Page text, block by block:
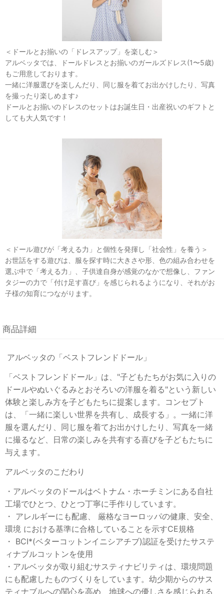
＜ドールとお揃いの「ドレスアップ」を楽しむ＞
アルベッタでは、ドールドレスとお揃いのガールズドレス(1〜5歳)
もご用意しております。
一緒に洋服選びを楽しんだり、同じ服を着てお出かけしたり、写真
を撮ったり楽しめます♪
ドールとお揃いのドレスのセットはお誕生日・出産祝いのギフトと
しても大人気です！
＜ドール遊びが「考える力」と個性を発揮し「社会性」を養う＞
お世話をする遊びは、服を探す時に大きさや形、色の組み合わせを
選ぶ中で「考える力」、子供達自身が感覚のなかで想像し、ファン
タジーの力で「付け足す喜び」を感じられるようになり、それがお
子様の知育につながります。
商品詳細
アルベッタの「ベストフレンドドール」
「ベストフレンドドール」は、"子どもたちがお気に入りの
ドールやぬいぐるみとおそろいの洋服を着る"という新しい
体験と楽しみ方を子どもたちに提案します。コンセプト
は、「一緒に楽しい世界を共有し、成長する」。一緒に洋
服を選んだり、同じ服を着てお出かけしたり、写真を一緒
に撮るなど、日常の楽しみを共有する喜びを子どもたちに
与えます。
アルベッタのこだわり
・アルベッタのドールはベトナム・ホーチミンにある自社
工場でひとつ、ひとつ丁寧に手作りしています。
・ アレルギーにも配慮、 厳格なヨーロッパの健康、安全、
環境 における基準に合格していることを示すCE規格
・ BCI*(ベターコットンイニシアチブ)認証を受けたサステ
ィナブルコットンを使用
・アルベッタが取り組むサスティナビリティは、環境問題
にも配慮したものづくりをしています。幼少期からのサス
ティナブルへの関心を高め、地球への優しさを感じられる